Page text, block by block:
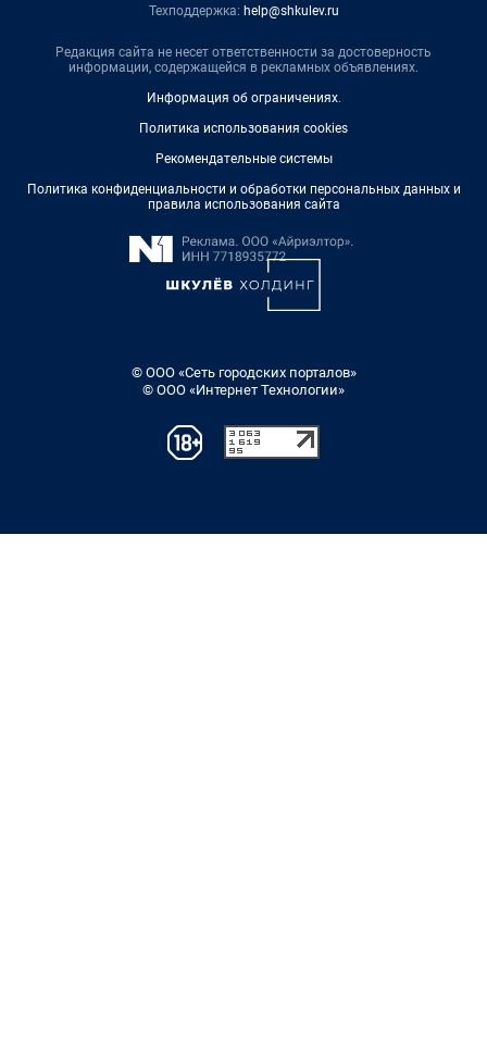
Техподдержка: help@shkulev.ru
Редакция сайта не несет ответственности за достоверность
информации, содержащейся в рекламных объявлениях.
Информация об ограничениях.
Политика использования cookies
Рекомендательные системы
Политика конфиденциальности и обработки персональных данных и
правила использования сайта
© ООО «Сеть городских порталов»
© ООО «Интернет Технологии»